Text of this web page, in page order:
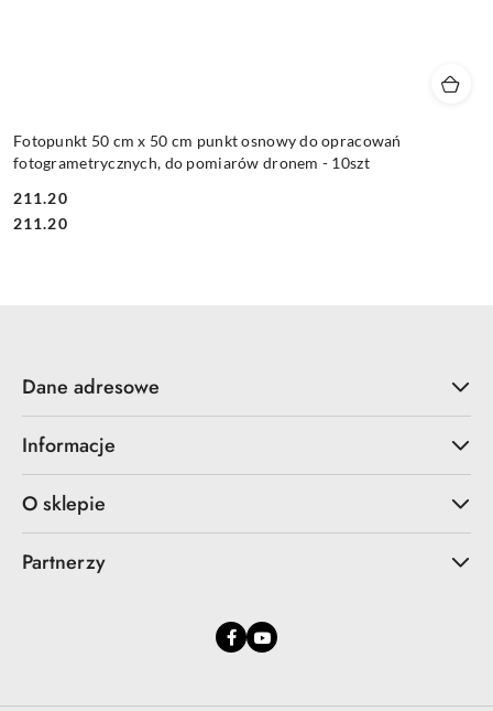
Fotopunkt 50 cm x 50 cm punkt osnowy do opracowań
fotogrametrycznych, do pomiarów dronem - 10szt
Cena:
211.20
Cena:
211.20
Dane adresowe
Informacje
O sklepie
Partnerzy